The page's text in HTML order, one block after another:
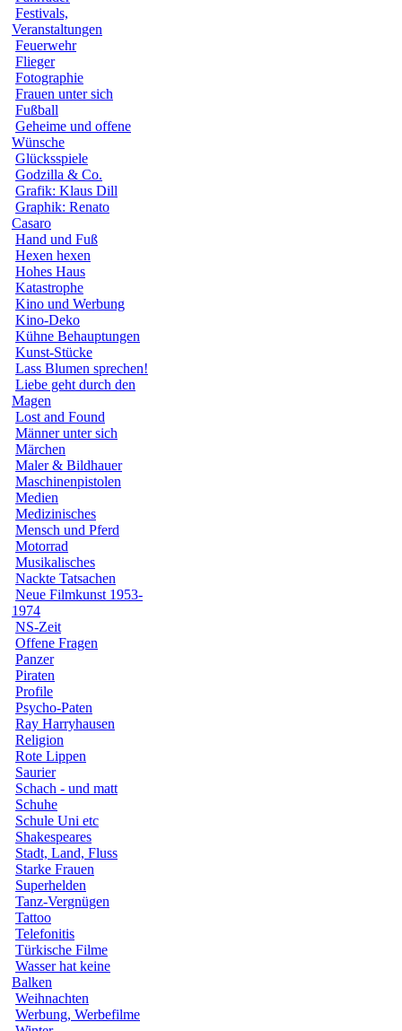
Festivals,
Veranstaltungen
Feuerwehr
Flieger
Fotographie
Frauen unter sich
Fußball
Geheime und offene
Wünsche
Glücksspiele
Godzilla & Co.
Grafik: Klaus Dill
Graphik: Renato
Casaro
Hand und Fuß
Hexen hexen
Hohes Haus
Katastrophe
Kino und Werbung
Kino-Deko
Kühne Behauptungen
Kunst-Stücke
Lass Blumen sprechen!
Liebe geht durch den
Magen
Lost and Found
Männer unter sich
Märchen
Maler & Bildhauer
Maschinenpistolen
Medien
Medizinisches
Mensch und Pferd
Motorrad
Musikalisches
Nackte Tatsachen
Neue Filmkunst 1953-
1974
NS-Zeit
Offene Fragen
Panzer
Piraten
Profile
Psycho-Paten
Ray Harryhausen
Religion
Rote Lippen
Saurier
Schach - und matt
Schuhe
Schule Uni etc
Shakespeares
Stadt, Land, Fluss
Starke Frauen
Superhelden
Tanz-Vergnügen
Tattoo
Telefonitis
Türkische Filme
Wasser hat keine
Balken
Weihnachten
Werbung, Werbefilme